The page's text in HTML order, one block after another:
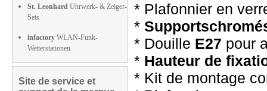
St. Leonhard Uhrwerk- & Zeiger-
Sets
infactory WLAN-Funk-
Wetterstationen
Site de service et
* Plafonnier en
* Supports
* Douille E27 pour
* Hauteur de
* Kit de montage